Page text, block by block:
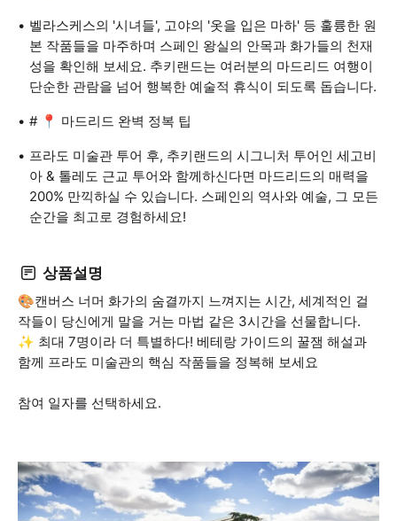
벨라스케스의 '시녀들', 고야의 '옷을 입은 마하' 등 훌륭한 원
본 작품들을 마주하며 스페인 왕실의 안목과 화가들의 천재
성을 확인해 보세요. 추키랜드는 여러분의 마드리드 여행이
단순한 관람을 넘어 행복한 예술적 휴식이 되도록 돕습니다.
# 📍 마드리드 완벽 정복 팁
프라도 미술관 투어 후, 추키랜드의 시그니처 투어인 세고비
아 & 톨레도 근교 투어와 함께하신다면 마드리드의 매력을
200% 만끽하실 수 있습니다. 스페인의 역사와 예술, 그 모든
순간을 최고로 경험하세요!
상품설명
🎨캔버스 너머 화가의 숨결까지 느껴지는 시간, 세계적인 걸
작들이 당신에게 말을 거는 마법 같은 3시간을 선물합니다.
✨ 최대 7명이라 더 특별하다! 베테랑 가이드의 꿀잼 해설과
함께 프라도 미술관의 핵심 작품들을 정복해 보세요
참여 일자를 선택하세요.